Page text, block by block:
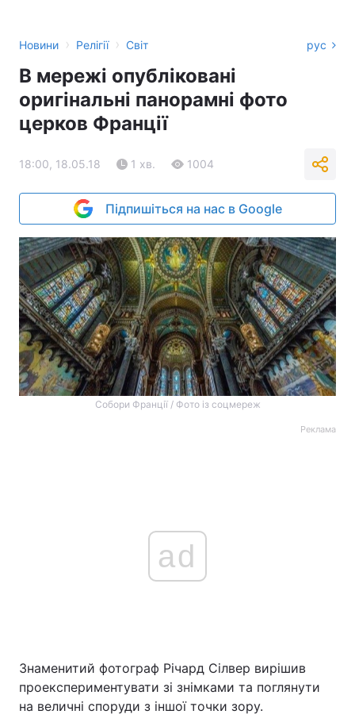
Новини › Релігії › Світ рус
В мережі опубліковані
оригінальні панорамні фото
церков Франції
18:00, 18.05.18 1 хв. 1004
Підпишіться на нас в Google
Собори Франції / Фото із соцмереж
Реклама
ad
Знаменитий фотограф Річард Сілвер вирішив
проекспериментувати зі знімками та поглянути
на величні споруди з іншої точки зору.